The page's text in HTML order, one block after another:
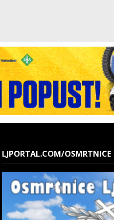
LJPORTAL.COM/OSMRTNICE